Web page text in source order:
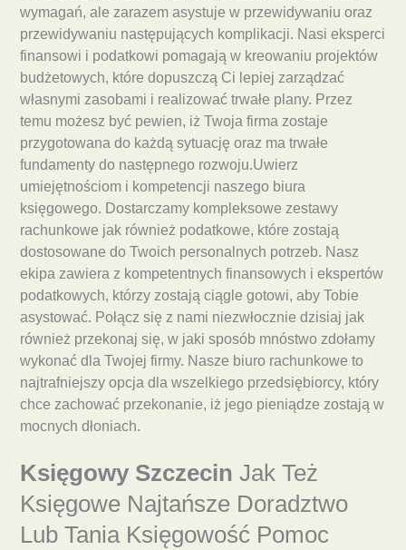
wymagań, ale zarazem asystuje w przewidywaniu oraz
przewidywaniu następujących komplikacji. Nasi eksperci
finansowi i podatkowi pomagają w kreowaniu projektów
budżetowych, które dopuszczą Ci lepiej zarządzać
własnymi zasobami i realizować trwałe plany. Przez
temu możesz być pewien, iż Twoja firma zostaje
przygotowana do każdą sytuację oraz ma trwałe
fundamenty do następnego rozwoju.Uwierz
umiejętnościom i kompetencji naszego biura
księgowego. Dostarczamy kompleksowe zestawy
rachunkowe jak również podatkowe, które zostają
dostosowane do Twoich personalnych potrzeb. Nasz
ekipa zawiera z kompetentnych finansowych i ekspertów
podatkowych, którzy zostają ciągle gotowi, aby Tobie
asystować. Połącz się z nami niezwłocznie dzisiaj jak
również przekonaj się, w jaki sposób mnóstwo zdołamy
wykonać dla Twojej firmy. Nasze biuro rachunkowe to
najtrafniejszy opcja dla wszelkiego przedsiębiorcy, który
chce zachować przekonanie, iż jego pieniądze zostają w
mocnych dłoniach.
Księgowy Szczecin Jak Też
Księgowe Najtańsze Doradztwo
Lub Tania Księgowość Pomoc